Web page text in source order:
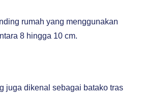
rumah yang menggunakan
8 hingga 10 cm.
juga dikenal sebagai batako tras